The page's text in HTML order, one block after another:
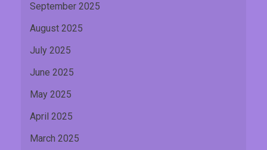
September 2025
August 2025
July 2025
June 2025
May 2025
April 2025
March 2025